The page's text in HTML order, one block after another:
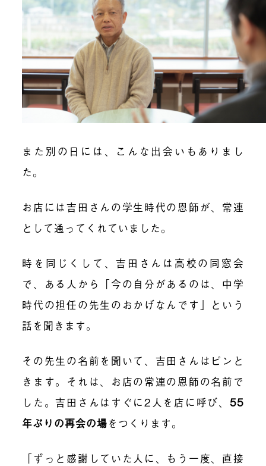
また別の日には、こんな出会いもありまし
た。
お店には吉田さんの学生時代の恩師が、常連
として通ってくれていました。
時を同じくして、吉田さんは高校の同窓会
で、ある人から「今の自分があるのは、中学
時代の担任の先生のおかげなんです」という
話を聞きます。
その先生の名前を聞いて、吉田さんはピンと
きます。それは、お店の常連の恩師の名前で
した。吉田さんはすぐに2人を店に呼び、 55
年ぶりの再会の場をつくります。
「ずっと感謝していた人に、もう一度、直接